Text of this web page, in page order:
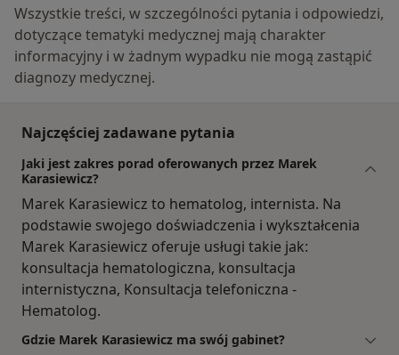
Wszystkie treści, w szczególności pytania i odpowiedzi,
dotyczące tematyki medycznej mają charakter
informacyjny i w żadnym wypadku nie mogą zastąpić
diagnozy medycznej.
Najczęściej zadawane pytania
Jaki jest zakres porad oferowanych przez Marek
Karasiewicz?
Marek Karasiewicz to hematolog, internista. Na
podstawie swojego doświadczenia i wykształcenia
Marek Karasiewicz oferuje usługi takie jak:
konsultacja hematologiczna, konsultacja
internistyczna, Konsultacja telefoniczna -
Hematolog.
Gdzie Marek Karasiewicz ma swój gabinet?